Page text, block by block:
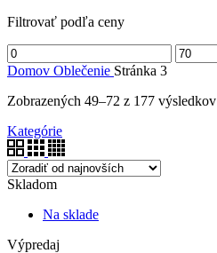
Filtrovať podľa ceny
Domov Oblečenie Stránka 3
Zobrazených 49–72 z 177 výsledkov
Kategórie
Skladom
Na sklade
Výpredaj